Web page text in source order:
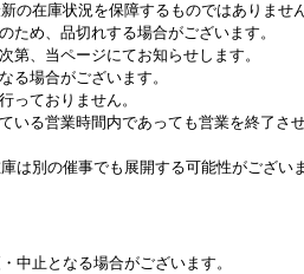
の在庫状況を保障するものではありませ
め、品切れする場合がございます。
、当ページにてお知らせします。
る場合がございます。
っておりません。
いる営業時間内であっても営業を終了さ
は別の催事でも展開する可能性がござい
中止となる場合がございます。